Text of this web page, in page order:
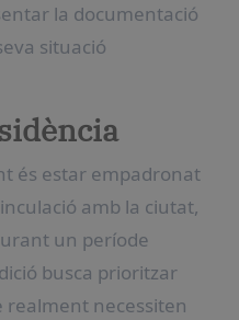
la documentació
situació
és estar empadronat
amb la ciutat,
un període
busca prioritzar
realment necessiten